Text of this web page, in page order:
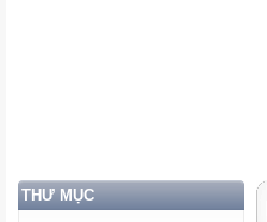
THƯ MỤC